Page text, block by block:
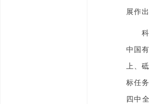
展作
科学
中国
上、
标任
四中